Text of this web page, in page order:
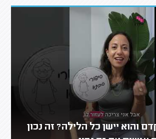
והוא יישן כל הלילה? זה נכון